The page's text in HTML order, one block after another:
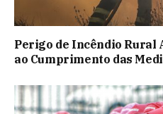
Perigo de Incêndio Rural
ao Cumprimento das